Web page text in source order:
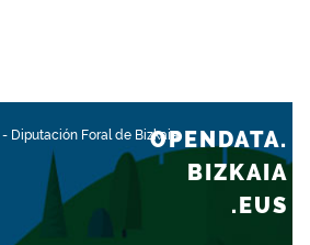
- Diputación Foral de BizkaiaOPENDATA.
BIZKAIA
.EUS